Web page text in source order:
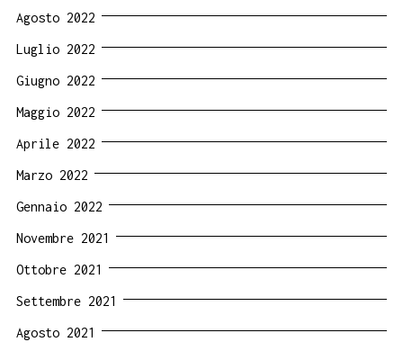
Agosto 2022
Luglio 2022
Giugno 2022
Maggio 2022
Aprile 2022
Marzo 2022
Gennaio 2022
Novembre 2021
Ottobre 2021
Settembre 2021
Agosto 2021